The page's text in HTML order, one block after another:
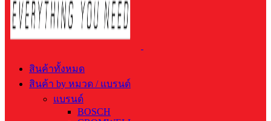
สินค้าทั้งหมด
สินค้า by หมวด / แบรนด์
แบรนด์
BOSCH